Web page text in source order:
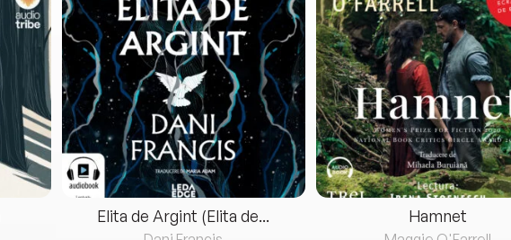
Elita de Argint (Elita de... Hamnet